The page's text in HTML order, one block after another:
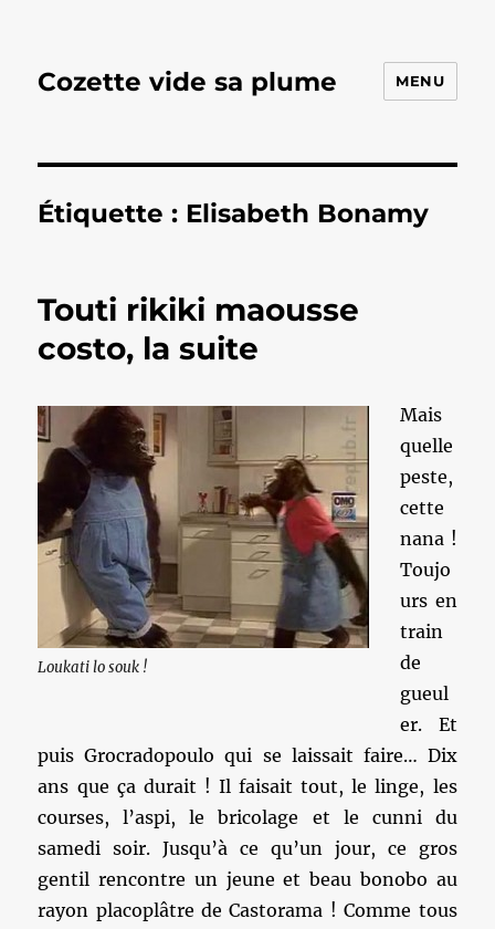
Cozette vide sa plume MENU
Étiquette : Elisabeth Bonamy
Touti rikiki maousse
costo, la suite
Loukati lo souk !
Mais
quelle
peste,
cette
nana !
Toujo
urs en
train
de
gueul
er. Et
puis Grocradopoulo qui se laissait faire… Dix
ans que ça durait ! Il faisait tout, le linge, les
courses, l’aspi, le bricolage et le cunni du
samedi soir. Jusqu’à ce qu’un jour, ce gros
gentil rencontre un jeune et beau bonobo au
rayon placoplâtre de Castorama ! Comme tous